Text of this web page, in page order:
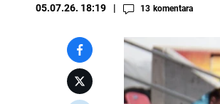
05.07.26. 18:19 13 komentara